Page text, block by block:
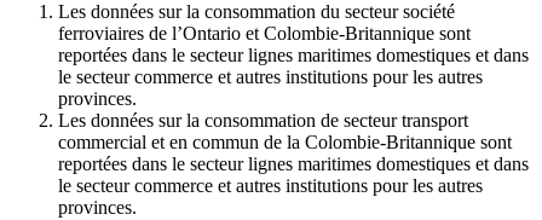
Les données sur la consommation du secteur société
ferroviaires de l’Ontario et Colombie-Britannique sont
reportées dans le secteur lignes maritimes domestiques et dans
le secteur commerce et autres institutions pour les autres
provinces.
Les données sur la consommation de secteur transport
commercial et en commun de la Colombie-Britannique sont
reportées dans le secteur lignes maritimes domestiques et dans
le secteur commerce et autres institutions pour les autres
provinces.